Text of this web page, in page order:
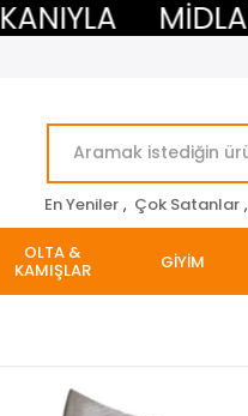
MİDLAND
En Yeniler , Çok Satanlar ,
OLTA &
KAMIŞLAR GİYİM